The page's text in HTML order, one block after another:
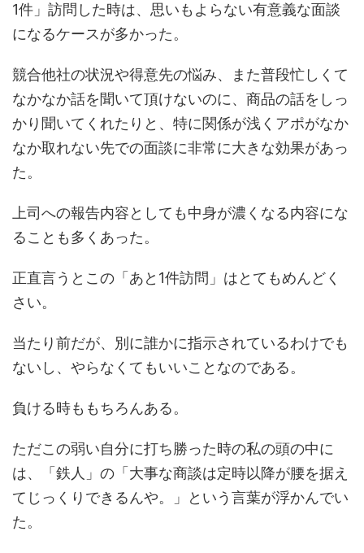
1件」訪問した時は、思いもよらない有意義な面談
になるケースが多かった。
競合他社の状況や得意先の悩み、また普段忙しくて
なかなか話を聞いて頂けないのに、商品の話をしっ
かり聞いてくれたりと、特に関係が浅くアポがなか
なか取れない先での面談に非常に大きな効果があっ
た。
上司への報告内容としても中身が濃くなる内容にな
ることも多くあった。
正直言うとこの「あと1件訪問」はとてもめんどく
さい。
当たり前だが、別に誰かに指示されているわけでも
ないし、やらなくてもいいことなのである。
負ける時ももちろんある。
ただこの弱い自分に打ち勝った時の私の頭の中に
は、「鉄人」の「大事な商談は定時以降が腰を据え
てじっくりできるんや。」という言葉が浮かんでい
た。